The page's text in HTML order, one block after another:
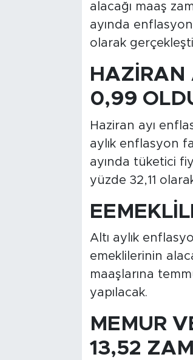
alacağı maaş
ayında
olarak
HAZİRAN
0,99
Haziran ayı
aylık enflasyon
ayında tüketici
yüzde 32,11
Altı aylık
emeklilerinin
maaşlarına
yapılacak.
MEMUR
13,52 ZAM